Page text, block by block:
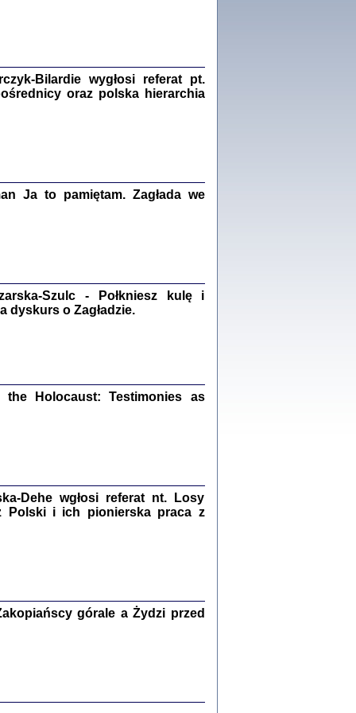
NAM KOLEJNA GODZINA ...
w ukryciu w latach 1943-1944
Engelking, tłum. z jidysz Monika
Bilardie wygłosi referat pt.
oraz polska hierarchia
Ja to pamiętam. Zagłada we
Szulc - Połkniesz kulę i
dyskurs o Zagładzie.
the Holocaust: Testimonies as
Dehe wgłosi referat nt. Losy
Polski i ich pionierska praca z
górale a Żydzi przed